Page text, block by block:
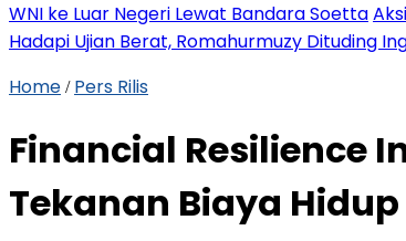
WNI ke Luar Negeri Lewat Bandara Soetta
Hadapi Ujian Berat, Romahurmuzy Dituding
Home / Pers Rilis
Financial Resilience
Tekanan Biaya Hidup